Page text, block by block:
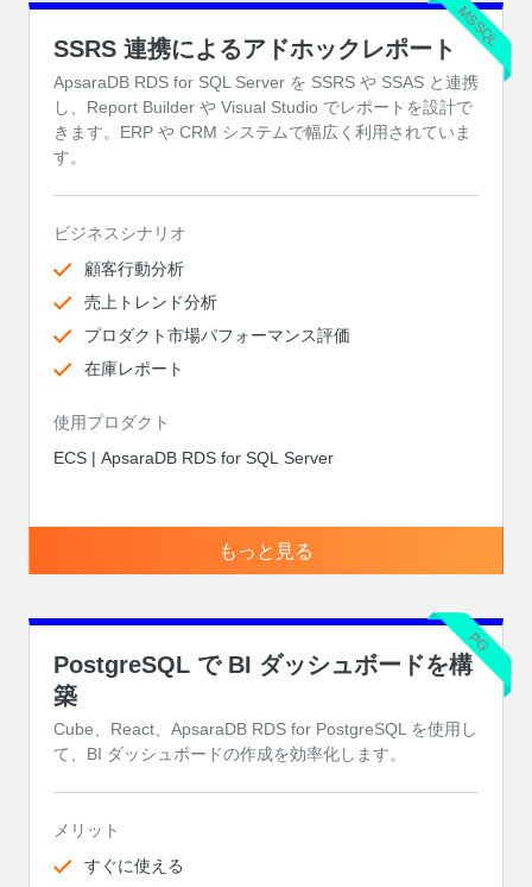
MSSQL
SSRS 連携によるアドホックレポート
ApsaraDB RDS for SQL Server を SSRS や SSAS と連携
し、Report Builder や Visual Studio でレポートを設計で
きます。ERP や CRM システムで幅広く利用されていま
す。
ビジネスシナリオ
顧客行動分析
売上トレンド分析
プロダクト市場パフォーマンス評価
在庫レポート
使用プロダクト
ECS | ApsaraDB RDS for SQL Server
もっと見る
PG
PostgreSQL で BI ダッシュボードを構
築
Cube、React、ApsaraDB RDS for PostgreSQL を使用し
て、BI ダッシュボードの作成を効率化します。
メリット
すぐに使える